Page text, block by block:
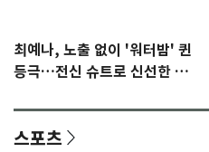
최예나, 노출 없이 '워터밤' 퀸
등극…전신 슈트로 신선한 충
스포츠